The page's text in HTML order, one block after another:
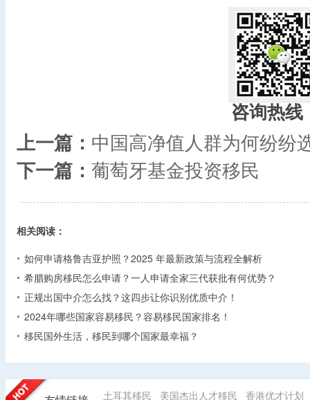
咨询热线
上一篇： 中国高净值人群为何纷纷
下一篇： 葡萄牙基金投资移民
相关阅读：
如何申请格鲁吉亚护照？2025 年最新政策与流程全解析​
希腊购房移民怎么申请？一人申请全家三代获批有何优势？​
正规出国中介怎么找？这四步让你识别优质中介！
2024年哪些国家容易移民？容易移民国家排名！
移民国外生活，移民到哪个国家最幸福？
土耳其移民 美国杰出人才移民 香港优才计划